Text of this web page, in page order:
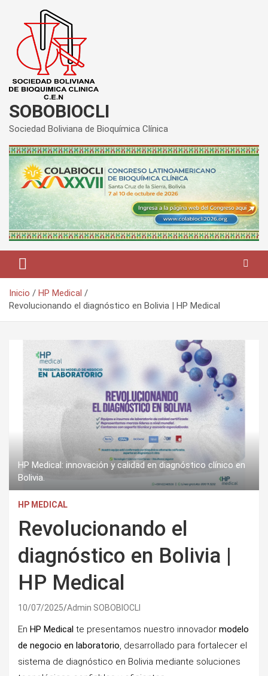
contenido
SOBOBIOCLI
Sociedad Boliviana de Bioquímica Clínica
Inicio
HP Medical
Revolucionando el diagnóstico en Bolivia | HP Medical
HP Medical: innovación y calidad en diagnóstico clínico en
Bolivia.
HP MEDICAL
Revolucionando el
diagnóstico en Bolivia |
HP Medical
10/07/2025 Admin SOBOBIOCLI
En HP Medical te presentamos nuestro innovador modelo
de negocio en laboratorio, desarrollado para fortalecer el
sistema de diagnóstico en Bolivia mediante soluciones